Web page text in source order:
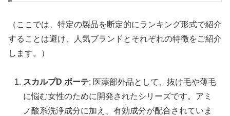
（ここでは、特定の製品を断定的にランキング形式で紹介
することは避け、人気ブランドとそれぞれの特徴をご紹介
します。）
スカルプD ボーテ: 医薬部外品として、抜け毛や薄毛
に悩む女性のために開発されたシリーズです。アミ
ノ酸系洗浄成分に加え、有効成分が配合されていま